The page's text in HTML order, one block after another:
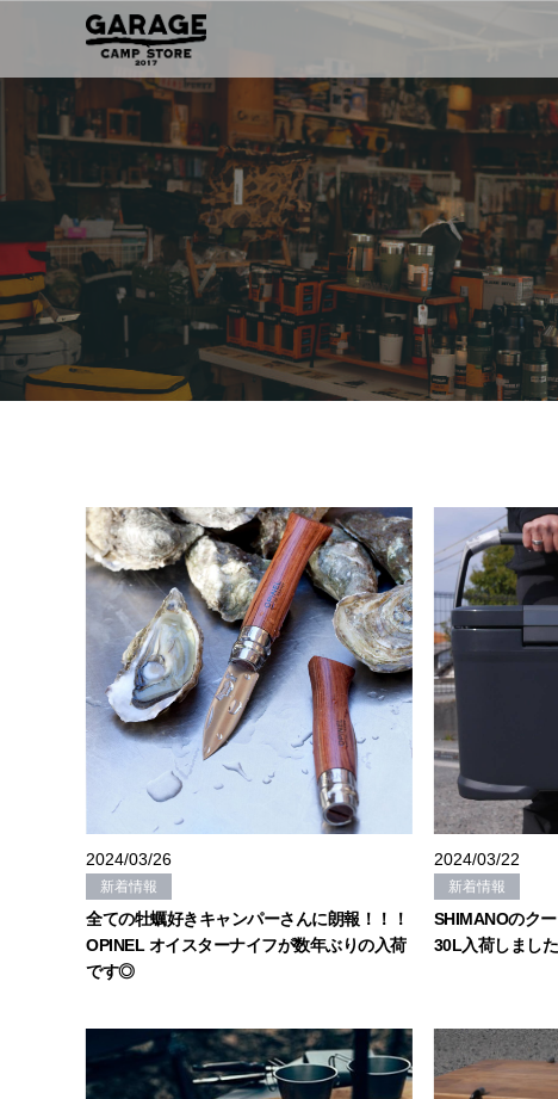
2024/03/26
新着情報
全ての牡蠣好きキャンパーさんに朗報！！！
OPINEL オイスターナイフが数年ぶりの入荷
です◎
2024/03/22
新着情報
SHIMANOのク
30L入荷しました